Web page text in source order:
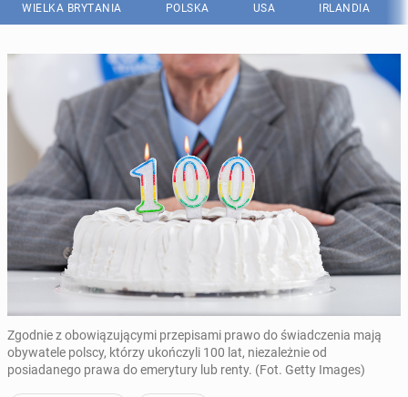
WIELKA BRYTANIA POLSKA USA IRLANDIA
Zgodnie z obowiązującymi przepisami prawo do świadczenia mają
obywatele polscy, którzy ukończyli 100 lat, niezależnie od
posiadanego prawa do emerytury lub renty. (Fot. Getty Images)